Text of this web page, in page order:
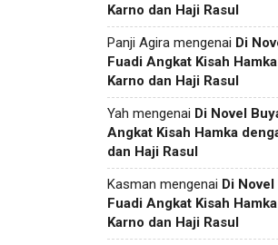
Karno dan Haji Rasul
Panji Agira mengenai Di
Fuadi Angkat Kisah
Karno dan Haji Rasul
Yah mengenai Di Novel
Angkat Kisah Hamka
dan Haji Rasul
Kasman mengenai Di
Fuadi Angkat Kisah
Karno dan Haji Rasul